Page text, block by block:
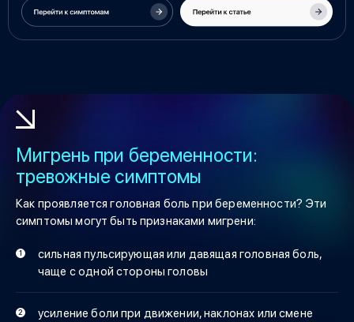
Мигрень при беременности:
тревожные симптомы
Как проявляется головная боль при беременности? Эти
симптомы могут быть признаками мигрени:
сильная пульсирующая или давящая головная боль,
чаще с одной стороны головы
усиление боли при движении, наклонах или смене